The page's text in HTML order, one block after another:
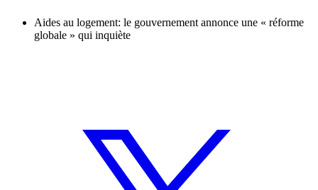
Aides au logement: le gouvernement annonce une « réforme
globale » qui inquiète